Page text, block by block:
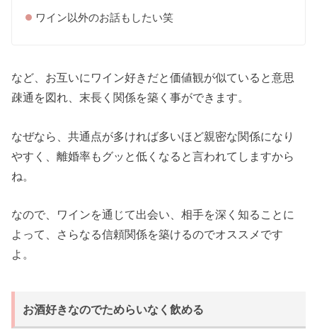
ワイン以外のお話もしたい笑
など、お互いにワイン好きだと価値観が似ていると意思
疎通を図れ、末長く関係を築く事ができます。
なぜなら、共通点が多ければ多いほど親密な関係になり
やすく、離婚率もグッと低くなると言われてしますから
ね。
なので、ワインを通じて出会い、相手を深く知ることに
よって、さらなる信頼関係を築けるのでオススメです
よ。
お酒好きなのでためらいなく飲める